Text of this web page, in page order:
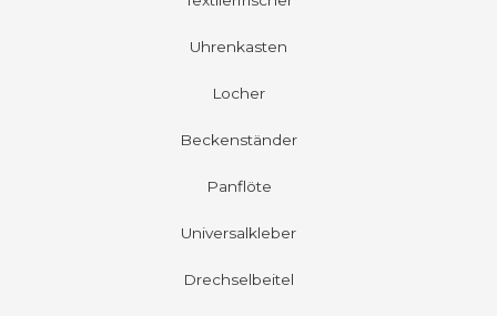
Uhrenkasten
Locher
Beckenständer
Panflöte
Universalkleber
Drechselbeitel